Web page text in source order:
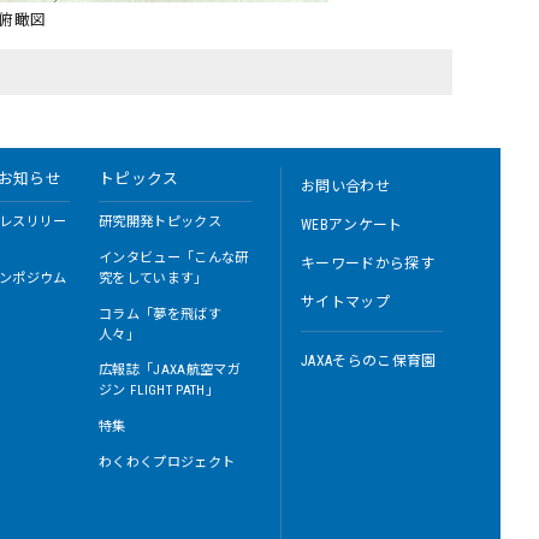
瞰図
知らせ
スリリー
ポジウム
トピックス
研究開発トピックス
インタビュー「こんな研
究をしています」
コラム「夢を飛ばす
人々」
広報誌「JAXA航空マガ
ジン FLIGHT PATH」
特集
わくわくプロジェクト
お問い合わせ
WEBアンケート
キーワードから探す
サイトマップ
JAXAそらのこ保育園